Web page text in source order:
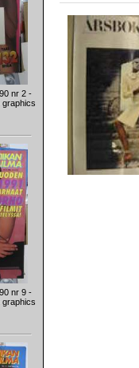
nr 2 -
graphics
nr 9 -
graphics